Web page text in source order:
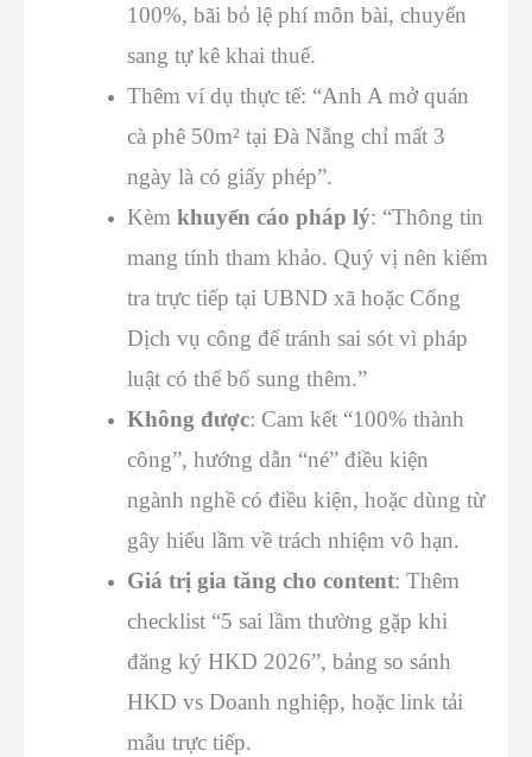
100%, bãi bỏ lệ phí môn bài, chuyển
sang tự kê khai thuế.
Thêm ví dụ thực tế: “Anh A mở quán
cà phê 50m² tại Đà Nẵng chỉ mất 3
ngày là có giấy phép”.
Kèm khuyến cáo pháp lý: “Thông tin
mang tính tham khảo. Quý vị nên kiểm
tra trực tiếp tại UBND xã hoặc Cổng
Dịch vụ công để tránh sai sót vì pháp
luật có thể bổ sung thêm.”
Không được: Cam kết “100% thành
công”, hướng dẫn “né” điều kiện
ngành nghề có điều kiện, hoặc dùng từ
gây hiểu lầm về trách nhiệm vô hạn.
Giá trị gia tăng cho content: Thêm
checklist “5 sai lầm thường gặp khi
đăng ký HKD 2026”, bảng so sánh
HKD vs Doanh nghiệp, hoặc link tải
mẫu trực tiếp.